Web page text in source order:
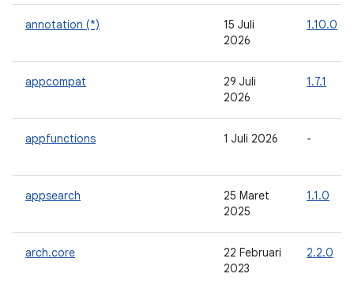
annotation (*)
15 Juli
2026
1.10.0
appcompat
29 Juli
2026
1.7.1
appfunctions 1 Juli 2026 -
appsearch
25 Maret
2025
1.1.0
arch.core
22 Februari
2023
2.2.0